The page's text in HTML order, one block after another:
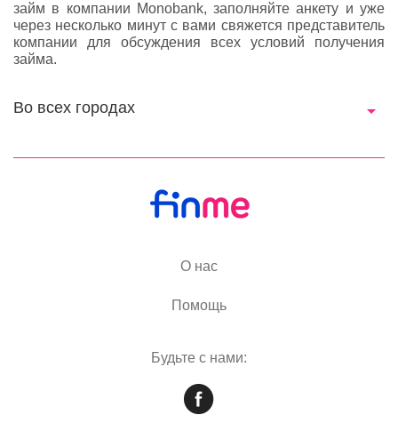
займ в компании Monobank, заполняйте анкету и уже
через несколько минут с вами свяжется представитель
компании для обсуждения всех условий получения
займа.
Во всех городах
О нас
Помощь
Будьте с нами: